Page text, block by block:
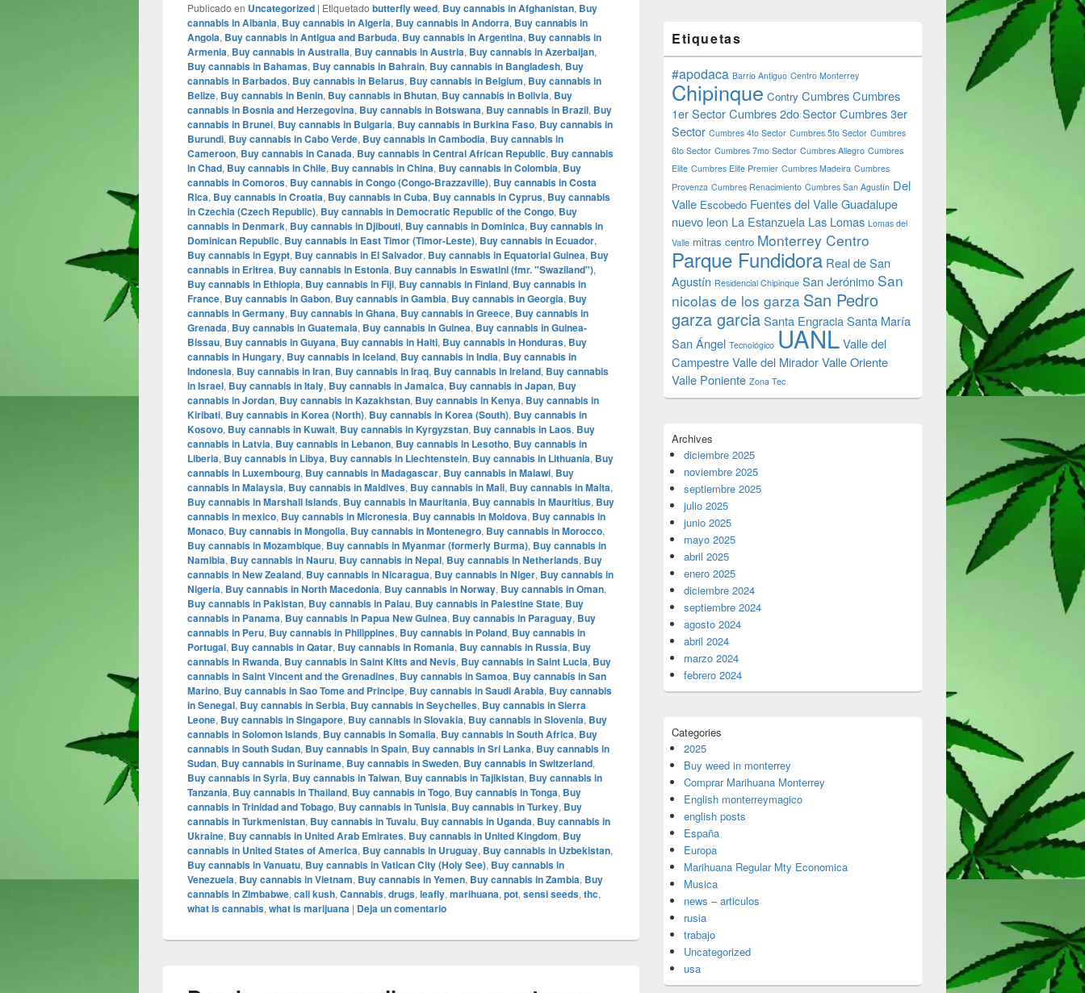
Publicado en Uncategorized | Etiquetado butterfly weed, Buy cannabis in Afghanistan, Buy
cannabis in Albania, Buy cannabis in Algeria, Buy cannabis in Andorra, Buy cannabis in
Angola, Buy cannabis in Antigua and Barbuda, Buy cannabis in Argentina, Buy cannabis in
Armenia, Buy cannabis in Australia, Buy cannabis in Austria, Buy cannabis in Azerbaijan,
Buy cannabis in Bahamas, Buy cannabis in Bahrain, Buy cannabis in Bangladesh, Buy
cannabis in Barbados, Buy cannabis in Belarus, Buy cannabis in Belgium, Buy cannabis in
Belize, Buy cannabis in Benin, Buy cannabis in Bhutan, Buy cannabis in Bolivia, Buy
cannabis in Bosnia and Herzegovina, Buy cannabis in Botswana, Buy cannabis in Brazil, Buy
cannabis in Brunei, Buy cannabis in Bulgaria, Buy cannabis in Burkina Faso, Buy cannabis in
Burundi, Buy cannabis in Cabo Verde, Buy cannabis in Cambodia, Buy cannabis in
Cameroon, Buy cannabis in Canada, Buy cannabis in Central African Republic, Buy cannabis
in Chad, Buy cannabis in Chile, Buy cannabis in China, Buy cannabis in Colombia, Buy
cannabis in Comoros, Buy cannabis in Congo (Congo-Brazzaville), Buy cannabis in Costa
Rica, Buy cannabis in Croatia, Buy cannabis in Cuba, Buy cannabis in Cyprus, Buy cannabis
in Czechia (Czech Republic), Buy cannabis in Democratic Republic of the Congo, Buy
cannabis in Denmark, Buy cannabis in Djibouti, Buy cannabis in Dominica, Buy cannabis in
Dominican Republic, Buy cannabis in East Timor (Timor-Leste), Buy cannabis in Ecuador,
Buy cannabis in Egypt, Buy cannabis in El Salvador, Buy cannabis in Equatorial Guinea, Buy
cannabis in Eritrea, Buy cannabis in Estonia, Buy cannabis in Eswatini (fmr. "Swaziland"),
Buy cannabis in Ethiopia, Buy cannabis in Fiji, Buy cannabis in Finland, Buy cannabis in
France, Buy cannabis in Gabon, Buy cannabis in Gambia, Buy cannabis in Georgia, Buy
cannabis in Germany, Buy cannabis in Ghana, Buy cannabis in Greece, Buy cannabis in
Grenada, Buy cannabis in Guatemala, Buy cannabis in Guinea, Buy cannabis in Guinea-
Bissau, Buy cannabis in Guyana, Buy cannabis in Haiti, Buy cannabis in Honduras, Buy
cannabis in Hungary, Buy cannabis in Iceland, Buy cannabis in India, Buy cannabis in
Indonesia, Buy cannabis in Iran, Buy cannabis in Iraq, Buy cannabis in Ireland, Buy cannabis
in Israel, Buy cannabis in Italy, Buy cannabis in Jamaica, Buy cannabis in Japan, Buy
cannabis in Jordan, Buy cannabis in Kazakhstan, Buy cannabis in Kenya, Buy cannabis in
Kiribati, Buy cannabis in Korea (North), Buy cannabis in Korea (South), Buy cannabis in
Kosovo, Buy cannabis in Kuwait, Buy cannabis in Kyrgyzstan, Buy cannabis in Laos, Buy
cannabis in Latvia, Buy cannabis in Lebanon, Buy cannabis in Lesotho, Buy cannabis in
Liberia, Buy cannabis in Libya, Buy cannabis in Liechtenstein, Buy cannabis in Lithuania, Buy
cannabis in Luxembourg, Buy cannabis in Madagascar, Buy cannabis in Malawi, Buy
cannabis in Malaysia, Buy cannabis in Maldives, Buy cannabis in Mali, Buy cannabis in Malta,
Buy cannabis in Marshall Islands, Buy cannabis in Mauritania, Buy cannabis in Mauritius, Buy
cannabis in mexico, Buy cannabis in Micronesia, Buy cannabis in Moldova, Buy cannabis in
Monaco, Buy cannabis in Mongolia, Buy cannabis in Montenegro, Buy cannabis in Morocco,
Buy cannabis in Mozambique, Buy cannabis in Myanmar (formerly Burma), Buy cannabis in
Namibia, Buy cannabis in Nauru, Buy cannabis in Nepal, Buy cannabis in Netherlands, Buy
cannabis in New Zealand, Buy cannabis in Nicaragua, Buy cannabis in Niger, Buy cannabis in
Nigeria, Buy cannabis in North Macedonia, Buy cannabis in Norway, Buy cannabis in Oman,
Buy cannabis in Pakistan, Buy cannabis in Palau, Buy cannabis in Palestine State, Buy
cannabis in Panama, Buy cannabis in Papua New Guinea, Buy cannabis in Paraguay, Buy
cannabis in Peru, Buy cannabis in Philippines, Buy cannabis in Poland, Buy cannabis in
Portugal, Buy cannabis in Qatar, Buy cannabis in Romania, Buy cannabis in Russia, Buy
cannabis in Rwanda, Buy cannabis in Saint Kitts and Nevis, Buy cannabis in Saint Lucia, Buy
cannabis in Saint Vincent and the Grenadines, Buy cannabis in Samoa, Buy cannabis in San
Marino, Buy cannabis in Sao Tome and Principe, Buy cannabis in Saudi Arabia, Buy cannabis
in Senegal, Buy cannabis in Serbia, Buy cannabis in Seychelles, Buy cannabis in Sierra
Leone, Buy cannabis in Singapore, Buy cannabis in Slovakia, Buy cannabis in Slovenia, Buy
cannabis in Solomon Islands, Buy cannabis in Somalia, Buy cannabis in South Africa, Buy
cannabis in South Sudan, Buy cannabis in Spain, Buy cannabis in Sri Lanka, Buy cannabis in
Sudan, Buy cannabis in Suriname, Buy cannabis in Sweden, Buy cannabis in Switzerland,
Buy cannabis in Syria, Buy cannabis in Taiwan, Buy cannabis in Tajikistan, Buy cannabis in
Tanzania, Buy cannabis in Thailand, Buy cannabis in Togo, Buy cannabis in Tonga, Buy
cannabis in Trinidad and Tobago, Buy cannabis in Tunisia, Buy cannabis in Turkey, Buy
cannabis in Turkmenistan, Buy cannabis in Tuvalu, Buy cannabis in Uganda, Buy cannabis in
Ukraine, Buy cannabis in United Arab Emirates, Buy cannabis in United Kingdom, Buy
cannabis in United States of America, Buy cannabis in Uruguay, Buy cannabis in Uzbekistan,
Buy cannabis in Vanuatu, Buy cannabis in Vatican City (Holy See), Buy cannabis in
Venezuela, Buy cannabis in Vietnam, Buy cannabis in Yemen, Buy cannabis in Zambia, Buy
cannabis in Zimbabwe, cali kush, Cannabis, drugs, leafly, marihuana, pot, sensi seeds, thc,
what is cannabis, what is marijuana | Deja un comentario
Etiquetas
#apodaca Barrio Antiguo Centro Monterrey
Chipinque Contry CumbresCumbres
1er SectorCumbres 2do SectorCumbres 3er
Sector Cumbres 4to Sector Cumbres 5to Sector Cumbres
6to Sector Cumbres 7mo Sector Cumbres Allegro Cumbres
Elite Cumbres Elite Premier Cumbres Madeira Cumbres
Provenza Cumbres Renacimiento Cumbres San Agustín Del
Valle Escobedo Fuentes del ValleGuadalupe
nuevo leon La Estanzuela Las Lomas Lomas del
Valle mitras centro Monterrey Centro
Parque Fundidora Real de San
Agustín Residencial Chipinque San Jerónimo San
nicolas de los garza San Pedro
garza garciaSanta EngraciaSanta María
San Ángel Tecnológico UANLValle del
CampestreValle del MiradorValle Oriente
Valle Poniente Zona Tec
Archives
diciembre 2025
noviembre 2025
septiembre 2025
julio 2025
junio 2025
mayo 2025
abril 2025
enero 2025
diciembre 2024
septiembre 2024
agosto 2024
abril 2024
marzo 2024
febrero 2024
Categories
2025
Buy weed in monterrey
Comprar Marihuana Monterrey
English monterreymagico
english posts
España
Europa
Marihuana Regular Mty Economica
Musica
news – articulos
rusia
trabajo
Uncategorized
usa